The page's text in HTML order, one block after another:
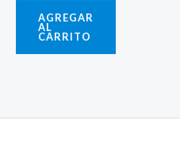
AGREGAR
AL
CARRITO